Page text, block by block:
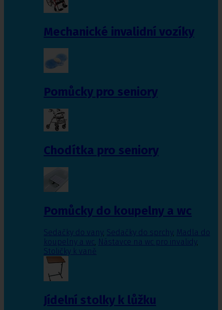
Mechanické invalidní vozíky
Pomůcky pro seniory
Chodítka pro seniory
Pomůcky do koupelny a wc
Sedačky do vany, Sedačky do sprchy, Madla do
koupelny a wc, Nástavce na wc pro invalidy,
Stoličky k vaně
Jídelní stolky k lůžku